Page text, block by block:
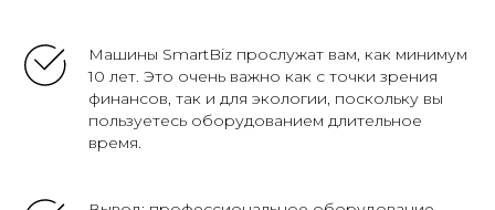
Машины SmartBiz прослужат вам, как минимум
10 лет. Это очень важно как с точки зрения
финансов, так и для экологии, поскольку вы
пользуетесь оборудованием длительное
время.